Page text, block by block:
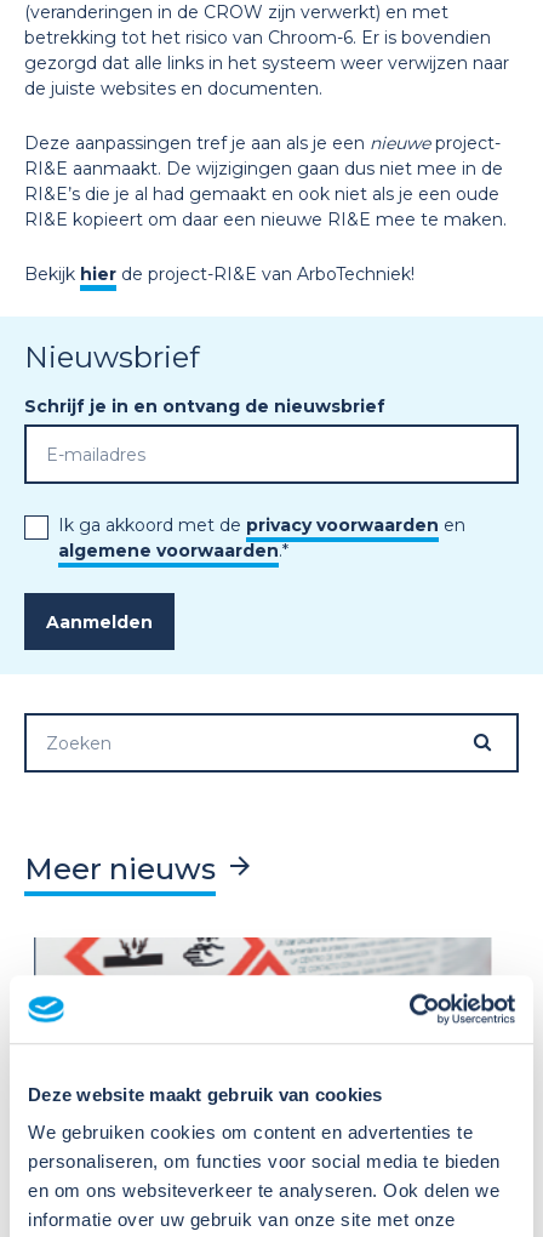
Deze website maakt gebruik van cookies
We gebruiken cookies om content en advertenties te
personaliseren, om functies voor social media te bieden
en om ons websiteverkeer te analyseren. Ook delen we
informatie over uw gebruik van onze site met onze
(veranderingen in de CROW zijn verwerkt) en met
betrekking tot het risico van Chroom-6. Er is bovendien
gezorgd dat alle links in het systeem weer verwijzen naar
de juiste websites en documenten.
Deze aanpassingen tref je aan als je een nieuweproject-
RI&E aanmaakt. De wijzigingen gaan dus niet mee in de
RI&E’s die je al had gemaakt en ook niet als je een oude
RI&E kopieert om daar een nieuwe RI&E mee te maken.
Bekijk hier de project-RI&E van ArboTechniek!
Nieuwsbrief
Schrijf je in en ontvang de nieuwsbrief
Ik ga akkoord met de privacy voorwaarden en
algemene voorwaarden.*
Meer nieuws
09
Jul
2026
Nieuws
VIB of WIK? Wat heb je nodig om